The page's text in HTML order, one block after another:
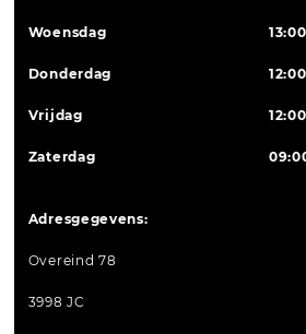
Woensdag
Donderdag
Vrijdag
Zaterdag
Adresgegevens:
Overeind 78
3998 JC